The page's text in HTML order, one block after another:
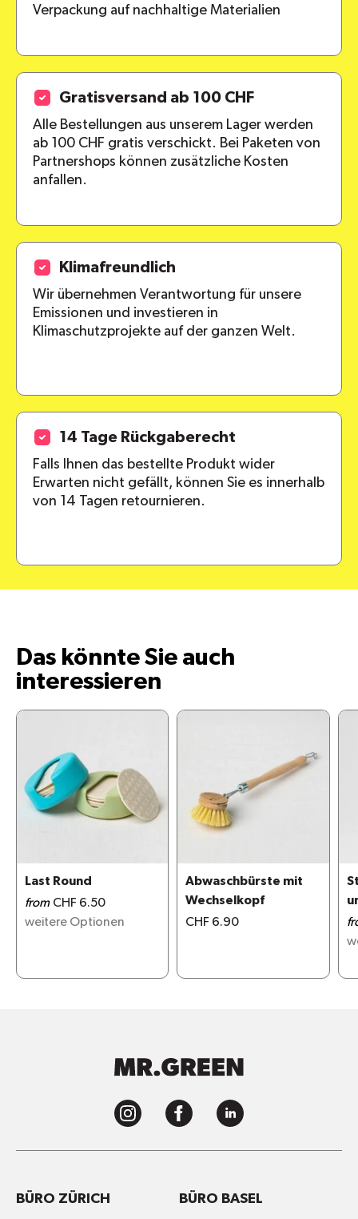
Verpackung auf nachhaltige Materialien
Gratisversand ab 100 CHF
Alle Bestellungen aus unserem Lager werden
ab 100 CHF gratis verschickt. Bei Paketen von
Partnershops können zusätzliche Kosten
anfallen.
Klimafreundlich
Wir übernehmen Verantwortung für unsere
Emissionen und investieren in
Klimaschutzprojekte auf der ganzen Welt.
14 Tage Rückgaberecht
Falls Ihnen das bestellte Produkt wider
Erwarten nicht gefällt, können Sie es innerhalb
von 14 Tagen retournieren.
Das könnte Sie auch
interessieren
Last Round
from CHF 6.50
weitere Optionen
Abwaschbürste mit
Wechselkopf
CHF 6.90
BÜRO ZÜRICH BÜRO BASEL